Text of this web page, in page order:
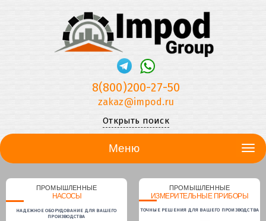
8(800)200-27-50
zakaz@impod.ru
Открыть поиск
Меню
ПРОМЫШЛЕННЫЕ
НАСОСЫ
НАДЕЖНОЕ ОБОРУДОВАНИЕ ДЛЯ ВАШЕГО
ПРОИЗВОДСТВА
ПРОМЫШЛЕННЫЕ
ИЗМЕРИТЕЛЬНЫЕ ПРИБОРЫ
ТОЧНЫЕ РЕШЕНИЯ ДЛЯ ВАШЕГО ПРОИЗВОДСТВА